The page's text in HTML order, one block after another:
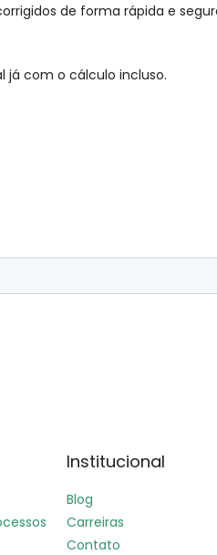
de forma rápida e
já com o cálculo incluso.
Institucional
Blog
Carreiras
Contato